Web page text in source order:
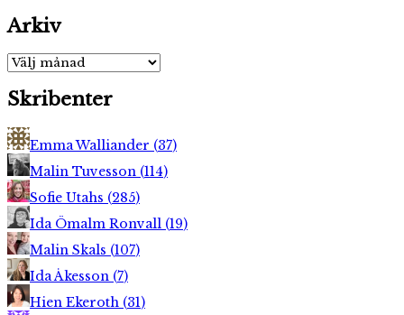
Arkiv
Arkiv
Skribenter
Emma Walliander (37)
Malin Tuvesson (114)
Sofie Utahs (285)
Ida Ömalm Ronvall (19)
Malin Skals (107)
Ida Åkesson (7)
Hien Ekeroth (31)